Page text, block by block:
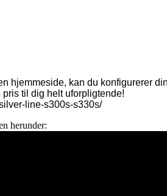
hjemmeside, kan du konfigurerer
pris til dig helt uforpligtende!
line-s300s-s330s/
herunder: